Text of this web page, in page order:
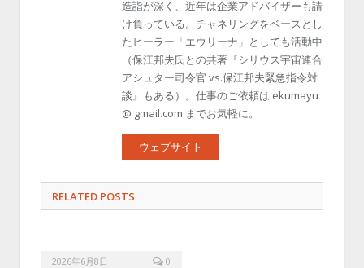
造詣が深く、近年は企業アドバイザーも請
け負っている。チャネリングをベースとし
たヒーラー「エウリーナ」としても活動中
（保江邦夫氏との共著『シリウス宇宙連合
アシュター司令官 vs.保江邦夫緊急指令対
談』もある）。仕事のご依頼は ekumayu
@ gmail.com までお気軽に。
ウェブサイト
RELATED POSTS
2026年6月8日 0